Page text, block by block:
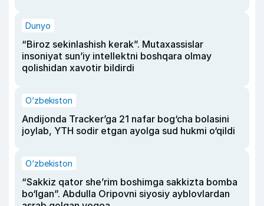
Dunyo
“Biroz sekinlashish kerak”. Mutaxassislar
insoniyat sun’iy intellektni boshqara olmay
qolishidan xavotir bildirdi
O‘zbekiston
Andijonda Tracker’ga 21 nafar bog‘cha bolasini
joylab, YTH sodir etgan ayolga sud hukmi o‘qildi
O‘zbekiston
“Sakkiz qator she’rim boshimga sakkizta bomba
bo‘lgan”. Abdulla Oripovni siyosiy ayblovlardan